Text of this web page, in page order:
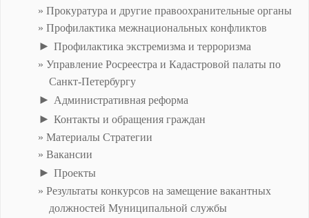
Прокуратура и другие правоохранительные органы
Профилактика межнациональных конфликтов
► Профилактика экстремизма и терроризма
Управление Росреестра и Кадастровой палаты по
Санкт-Петербургу
► Административная реформа
► Контакты и обращения граждан
Материалы Стратегии
Вакансии
► Проекты
Результаты конкурсов на замещение вакантных
должностей Муниципальной службы